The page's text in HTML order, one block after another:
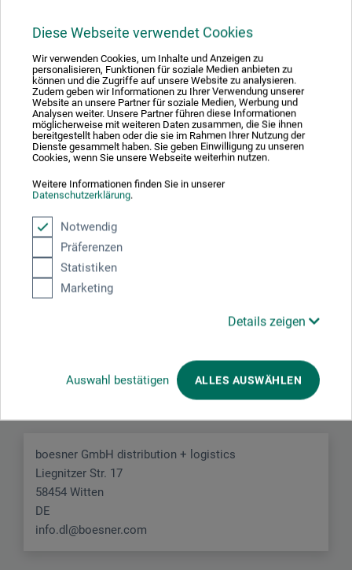
Diese Webseite verwendet Cookies
Wir verwenden Cookies, um Inhalte und Anzeigen zu
personalisieren, Funktionen für soziale Medien anbieten zu
können und die Zugriffe auf unsere Website zu analysieren.
Zudem geben wir Informationen zu Ihrer Verwendung unserer
Website an unsere Partner für soziale Medien, Werbung und
Analysen weiter. Unsere Partner führen diese Informationen
möglicherweise mit weiteren Daten zusammen, die Sie ihnen
bereitgestellt haben oder die sie im Rahmen Ihrer Nutzung der
Dienste gesammelt haben. Sie geben Einwilligung zu unseren
Cookies, wenn Sie unsere Webseite weiterhin nutzen.
Weitere Informationen finden Sie in unserer
Datenschutzerklärung.
Notwendig
Präferenzen
Statistiken
Marketing
Details zeigen
Auswahl bestätigen ALLES AUSWÄHLEN
und müssen separat erworben werden.
Viele Grüße, Ihr boesner-Team
17.02.2022
Gute Qualität, immmer wieder.
verifizierter Kauf
Gute Qualität, immmer wieder.
Hersteller-Kontakt
Hier finden Sie die Kontaktdaten des Herstellers zu
boesner GmbH distribution + logistics
Liegnitzer Str. 17
58454 Witten
DE
info.dl@boesner.com